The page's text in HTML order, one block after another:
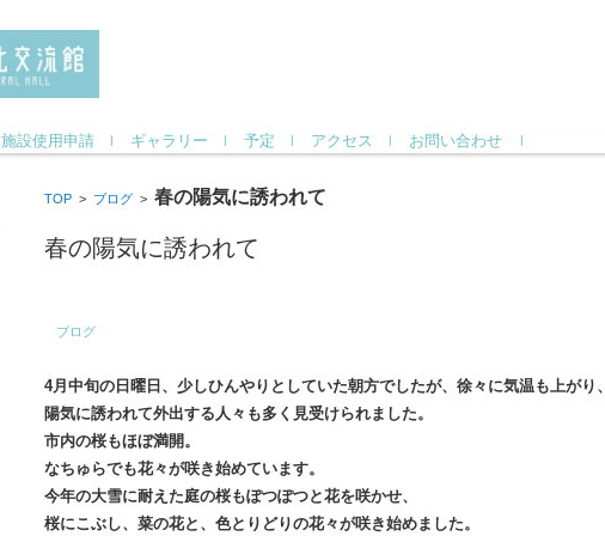
施設使用申請 ギャラリー 予定 アクセス お問い合わせ
TOP > ブログ >春の陽気に誘われて
春の陽気に誘われて
ブログ
4月中旬の日曜日、少しひんやりとしていた朝方でしたが、徐々に気温も上がり、
陽気に誘われて外出する人々も多く見受けられました。
市内の桜もほぼ満開。
なちゅらでも花々が咲き始めています。
今年の大雪に耐えた庭の桜もぽつぽつと花を咲かせ、
桜にこぶし、菜の花と、色とりどりの花々が咲き始めました。